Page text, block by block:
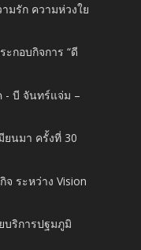
มรัก ความห่วงใย
กอบกิจการ “ดี
- บี จันทร์แจ่ม –
ยนมา ครั้งที่ 30
ระหว่าง Vision
บริการปฐมภูมิ